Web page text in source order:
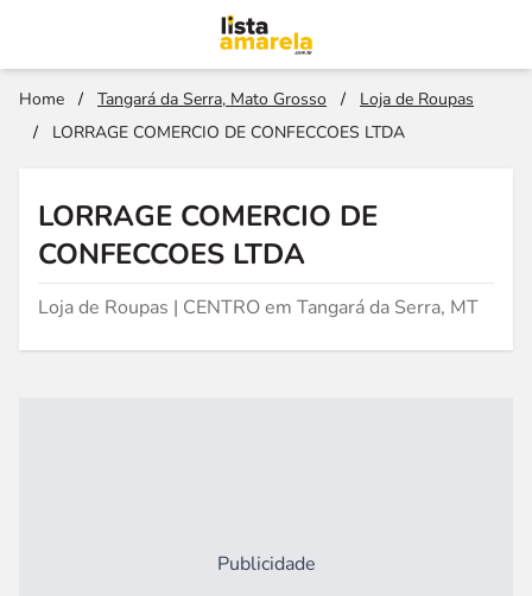
Home / Tangará da Serra, Mato Grosso /
Loja de Roupas
/
LORRAGE COMERCIO DE CONFECCOES LTDA
LORRAGE COMERCIO DE
CONFECCOES LTDA
Loja de Roupas | CENTRO em Tangará da Serra, MT
Publicidade